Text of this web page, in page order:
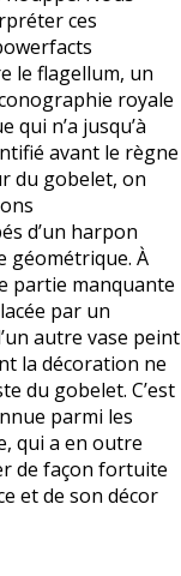
ces
le flagellum, un
royale
qui n’a jusqu’à
avant le règne
du gobelet, on
d’un harpon
géométrique. À
partie manquante
par un
autre vase peint
la décoration ne
du gobelet. C’est
parmi les
qui a en outre
de façon fortuite
et de son décor